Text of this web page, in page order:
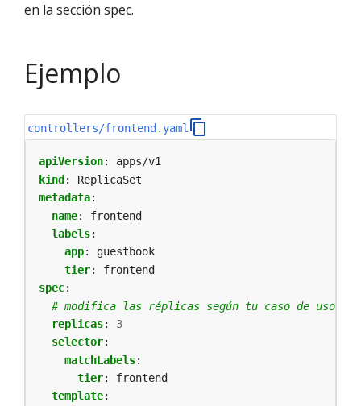
en la sección spec.
Ejemplo
controllers/frontend.yaml
apiVersion:
apps/v1
kind :
ReplicaSet
metadata:
name:
frontend
labels:
app:
guestbook
tier:
frontend
spec:
# modifica las réplicas según tu caso de uso
replicas:
3
selector:
matchLabels:
tier:
frontend
template: